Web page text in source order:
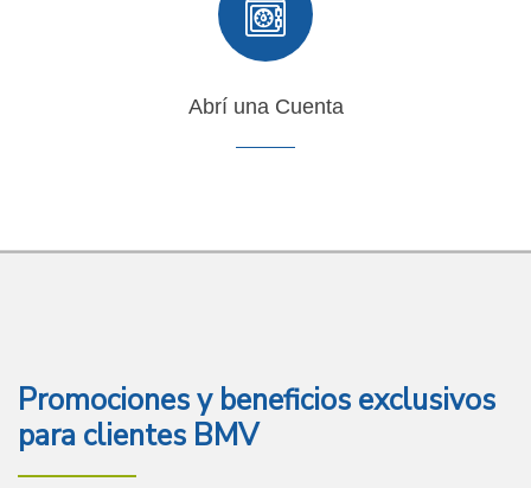
Abrí una Cuenta
Promociones y beneficios exclusivos
para clientes BMV